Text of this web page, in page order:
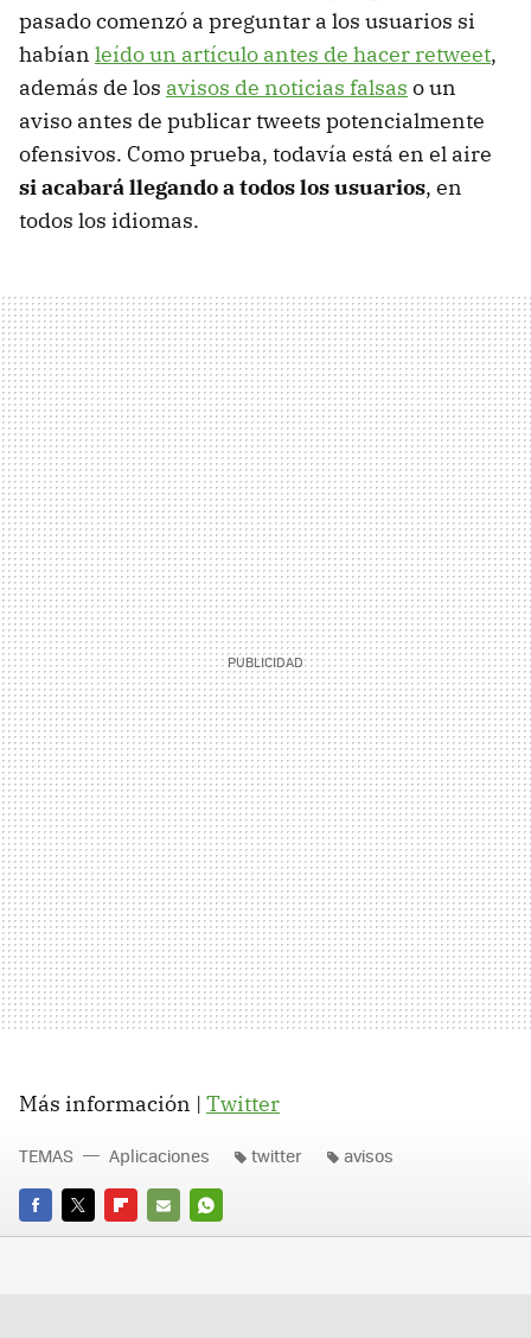
pasado comenzó a preguntar a los usuarios si
habían leído un artículo antes de hacer retweet,
además de los avisos de noticias falsas o un
aviso antes de publicar tweets potencialmente
ofensivos. Como prueba, todavía está en el aire
si acabará llegando a todos los usuarios, en
todos los idiomas.
Más información | Twitter
FACEBOOK
TWITTERFLIPBOARD
E-
WHATSAPP
TEMAS Aplicaciones twitter avisos